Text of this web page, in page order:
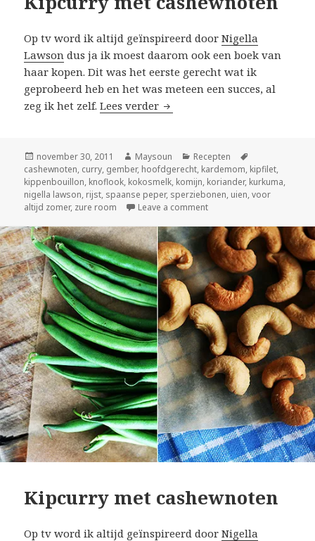
Op tv word ik altijd geïnspireerd doorNigella
Lawson dus ja ik moest daarom ook een boek van
haar kopen. Dit was het eerste gerecht wat ik
geprobeerd heb en het was meteen een succes, al
zeg ik het zelf.Lees verder Kipcurry met cashewnoten
Geplaatst
op
november 30, 2011 Auteur
Maysoun Categorieën
Recepten
cashewnoten, curry, gember, hoofdgerecht, kardemom, kipfilet,
kippenbouillon, knoflook, kokosmelk, komijn, koriander, kurkuma,
nigella lawson, rijst, spaanse peper, sperziebonen, uien,voor
altijd zomer, zure room Leave a comment
Kipcurry met cashewnoten
Op tv word ik altijd geïnspireerd doorNigella